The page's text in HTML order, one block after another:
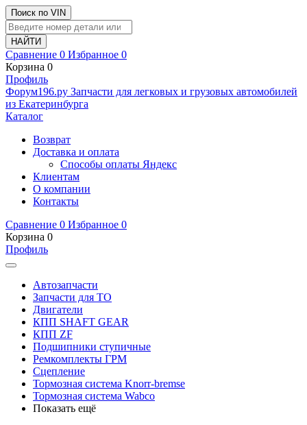
Поиск по VIN
Сравнение 0 Избранное 0
Корзина 0
Профиль
Фoрум196.ру Запчасти для легковых и грузовых автомобилей
из Екатеринбурга
Каталог
Возврат
Доставка и оплата
Способы оплаты Яндекс
Клиентам
О компании
Контакты
Сравнение 0 Избранное 0
Корзина 0
Профиль
Автозапчасти
Запчасти для ТО
Двигатели
КПП SHAFT GEAR
КПП ZF
Подшипники ступичные
Ремкомплекты ГРМ
Сцепление
Тормозная система Knorr-bremse
Тормозная система Wabco
Показать ещё